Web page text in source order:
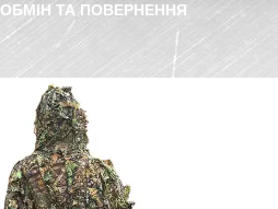
ОБМІН ТА ПОВЕРНЕННЯ